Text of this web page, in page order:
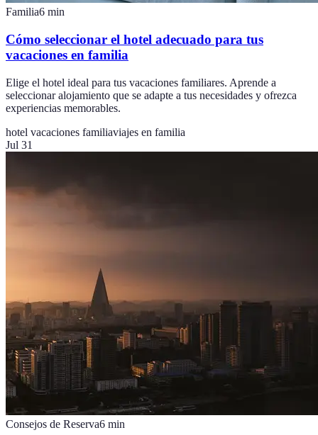
Familia6 min
Cómo seleccionar el hotel adecuado para tus
vacaciones en familia
Elige el hotel ideal para tus vacaciones familiares. Aprende a
seleccionar alojamiento que se adapte a tus necesidades y ofrezca
experiencias memorables.
hotel vacaciones familiaviajes en familia
Jul 31
Consejos de Reserva6 min